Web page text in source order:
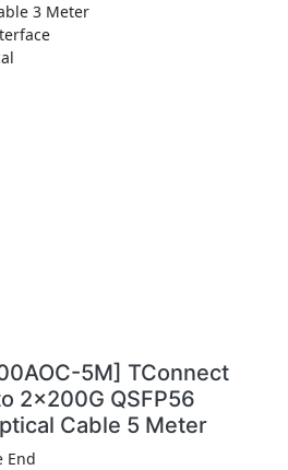
3 Meter
5M] TConnect
2x200G QSFP56
Cable 5 Meter
End